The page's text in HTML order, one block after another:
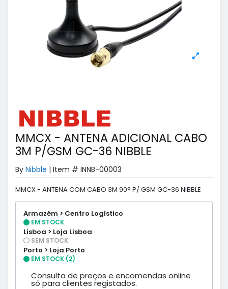
MMCX - ANTENA ADICIONAL CABO
3M P/GSM GC-36 NIBBLE
By Nibble | Item # INNB-00003
MMCX - ANTENA COM CABO 3M 90° P/ GSM GC-36 NIBBLE
Armazém > Centro Logístico
EM STOCK
Lisboa > Loja Lisboa
SEM STOCK
Porto > Loja Porto
EM STOCK (2)
Consulta de preços e encomendas online
só para clientes registados.